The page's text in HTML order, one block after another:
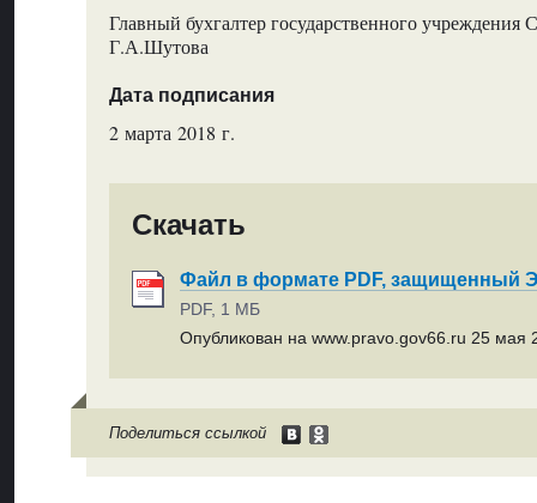
Главный бухгалтер государственного учреждения
Г.А.Шутова
Дата подписания
2 марта 2018 г.
Скачать
Файл в формате PDF, защищенный
PDF, 1 МБ
Опубликован на www.pravo.gov66.ru 25 мая
Поделиться ссылкой